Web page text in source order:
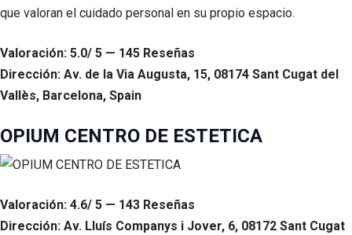
que valoran el cuidado personal en su propio espacio.
Valoración: 5.0/ 5 — 145 Reseñas
Dirección: Av. de la Via Augusta, 15, 08174 Sant Cugat del
Vallès, Barcelona, Spain
OPIUM CENTRO DE ESTETICA
Valoración: 4.6/ 5 — 143 Reseñas
Dirección: Av. Lluís Companys i Jover, 6, 08172 Sant Cugat